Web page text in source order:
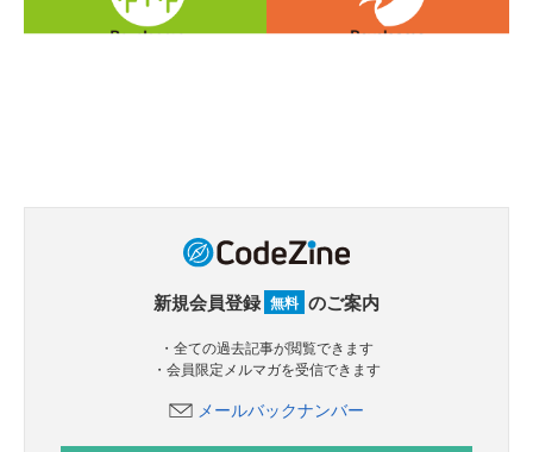
新規会員登録 無料 のご案内
・全ての過去記事が閲覧できます
・会員限定メルマガを受信できます
メールバックナンバー